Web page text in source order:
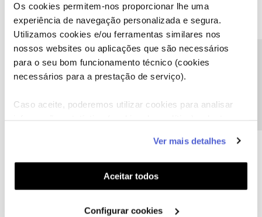
Os cookies permitem-nos proporcionar lhe uma
experiência de navegação personalizada e segura.
Utilizamos cookies e/ou ferramentas similares nos
nossos websites ou aplicações que são necessários
para o seu bom funcionamento técnico (cookies
necessários para a prestação de serviço).
Caso aceite, poderemos utilizar cookies para analisar
funcionalidades (cookies de personalização e
funcionalidade) e adaptar anúncios aos seus interesses
(cookies de publicidade personalizada). Pode gerir a
utilização dos cookies clicando em "Configurar
Ver mais detalhes
Aceitar todos
Configurar cookies
Descubra as novidades de julho
Hall of Fame de julho
17 soluções